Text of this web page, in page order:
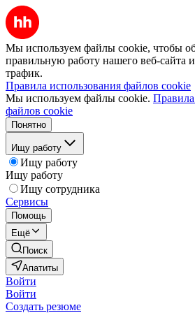
Мы используем файлы cookie, чтобы
правильную работу нашего веб-сайта
трафик.
Правила использования файлов cookie
Мы используем файлы cookie.
файлов cookie
Понятно
Ищу работу
Ищу работу
Ищу работу
Ищу сотрудника
Сервисы
Помощь
Ещё
Поиск
Апатиты
Войти
Войти
Создать резюме